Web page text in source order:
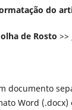
do
de Rosto >>
documento
Word (.docx)